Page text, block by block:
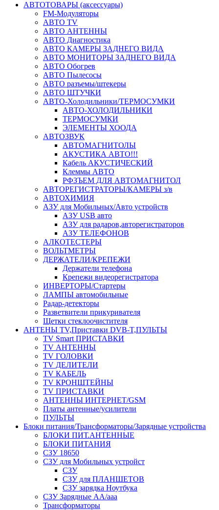
АВТОТОВАРЫ (аксессуары)
FM-Модуляторы
АВТО TV
АВТО АНТЕННЫ
АВТО Диагностика
АВТО КАМЕРЫ ЗАДНЕГО ВИДА
АВТО МОНИТОРЫ ЗАДНЕГО ВИДА
АВТО Обогрев
АВТО Пылесосы
АВТО разъемы/штекеры
АВТО ШТУЧКИ
АВТО-Холодильники/ТЕРМОСУМКИ
АВТО-ХОЛОДИЛЬНИКИ
ТЕРМОСУМКИ
ЭЛЕМЕНТЫ ХООДА
АВТОЗВУК
АВТОМАГНИТОЛЫ
АКУСТИКА АВТО!!!
Кабель АКУСТИЧЕСКИЙ
Клеммы АВТО
РФЗЪЕМ ДЛЯ АВТОМАГНИТОЛ
АВТОРЕГИСТРАТОРЫ/КАМЕРЫ з/в
АВТОХИМИЯ
АЗУ для Мобильных/Авто устройств
АЗУ USB авто
АЗУ для радаров,авторегистраторов
АЗУ ТЕЛЕФОНОВ
АЛКОТЕСТЕРЫ
ВОЛЬТМЕТРЫ
ДЕРЖАТЕЛИ/КРЕПЕЖИ
Держатели телефона
Крепежи видеорегистратора
ИНВЕРТОРЫ/Стартеры
ЛАМПЫ автомобильные
Радар-детекторы
Разветвители прикуривателя
Щетки стеклоочистителя
АНТЕНЫ ТV,Приставки DVB-T,ПУЛЬТЫ
TV Smart ПРИСТАВКИ
TV АНТЕННЫ
TV ГОЛОВКИ
TV ДЕЛИТЕЛИ
TV КАБЕЛЬ
TV КРОНШТЕЙНЫ
TV ПРИСТАВКИ
АНТЕННЫ ИНТЕРНЕТ/GSM
Платы антенные/усилители
ПУЛЬТЫ
Блоки питания/Трансформаторы/Зарядные устройства
БЛОКИ ПИТ.АНТЕННЫЕ
БЛОКИ ПИТАНИЯ
СЗУ 18650
СЗУ для Мобильных устройст
СЗУ
СЗУ для ПЛАНШЕТОВ
СЗУ зарядка Ноутбука
СЗУ Зарядные АА/ааа
Трансформаторы